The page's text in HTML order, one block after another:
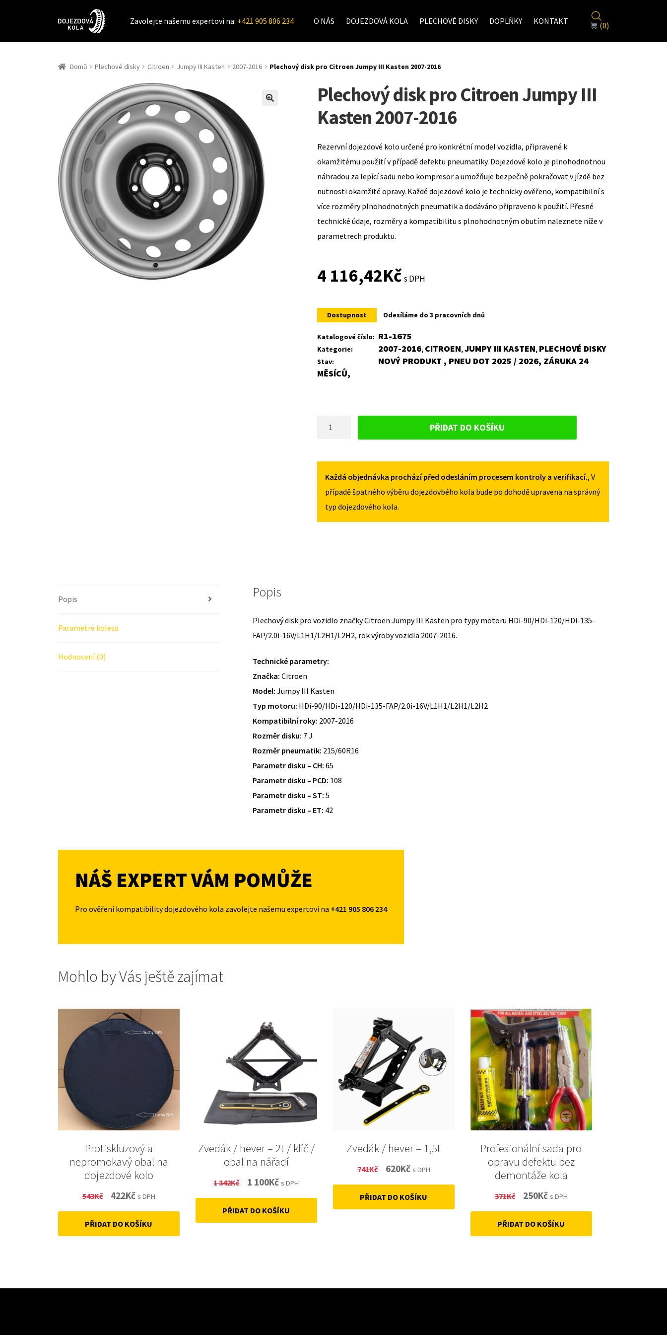
Zavolejte našemu expertovi na: +421 905 806 234 O NÁS DOJEZDOVÁ KOLA PLECHOVÉ DISKY DOPLŇKY KONTAKT (0)
Domů Plechové disky Citroen Jumpy III Kasten 2007-2016 Plechový disk pro Citroen Jumpy III Kasten 2007-2016
Plechový disk pro Citroen Jumpy III
Kasten 2007-2016
Rezervní dojezdové kolo určené pro konkrétní model vozidla, připravené k
okamžitému použití v případě defektu pneumatiky. Dojezdové kolo je plnohodnotnou
náhradou za lepící sadu nebo kompresor a umožňuje bezpečně pokračovat v jízdě bez
nutnosti okamžité opravy. Každé dojezdové kolo je technicky ověřeno, kompatibilní s
více rozměry plnohodnotných pneumatik a dodáváno připraveno k použití. Přesné
technické údaje, rozměry a kompatibilitu s plnohodnotným obutím naleznete níže v
parametrech produktu.
4 116,42Kč s DPH
Dostupnost Odesíláme do 3 pracovních dnů
Katalogové číslo: R1-1675
Kategorie: 2007-2016, CITROEN,JUMPY III KASTEN, PLECHOVÉ DISKY
Stav:
NOVÝ PRODUKT , PNEU DOT 2025 / 2026, ZÁRUKA 24
MĚSÍCŮ,
KASTEN
2007-
2016
PŘIDAT DO KOŠÍKU
Každá objednávka prochází před odesláním procesem kontroly a verifikací., V
případě špatného výběru dojezdovbého kola bude po dohodě upravena na správný
typ dojezdového kola.
Popis
Parametre kolesa
Hodnocení (0)
Popis
Plechový disk pro vozidlo značky Citroen Jumpy III Kasten pro typy motoru HDi-90/HDi-120/HDi-135-
FAP/2.0i-16V/L1H1/L2H1/L2H2, rok výroby vozidla 2007-2016.
Technické parametry:
Značka: Citroen
Model: Jumpy III Kasten
Typ motoru: HDi-90/HDi-120/HDi-135-FAP/2.0i-16V/L1H1/L2H1/L2H2
Kompatibilní roky: 2007-2016
Rozměr disku: 7 J
Rozměr pneumatik: 215/60R16
Parametr disku – CH: 65
Parametr disku – PCD: 108
Parametr disku – ST: 5
Parametr disku – ET: 42
NÁŠ EXPERT VÁM POMŮŽE
Pro ověření kompatibility dojezdového kola zavolejte našemu expertovi na +421 905 806 234
Mohlo by Vás ještě zajímat
Protiskluzový a
nepromokavý obal na
dojezdové kolo
543Kč
Original
price
was:
422KčCurrent
price
is:
s DPH
PŘIDAT DO KOŠÍKU
Zvedák / hever – 2t / klíč /
obal na nářadí
1 342Kč
Original
price
was:
1 100KčCurrent
price
is:
s DPH
PŘIDAT DO KOŠÍKU
Zvedák / hever – 1,5t
741Kč
Original
price
was:
620KčCurrent
price
is:
s DPH
PŘIDAT DO KOŠÍKU
Profesionální sada pro
opravu defektu bez
demontáže kola
371Kč
Original
price
was:
250KčCurrent
price
is:
s DPH
PŘIDAT DO KOŠÍKU